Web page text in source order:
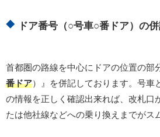
ドア番号（○号車○番ドア）の
首都圏の路線を中心にドアの位置の部
番ドア）』を併記しております。号車
の情報を正しく確認出来れば、改札口
たは他社線などへの乗り換えまでがス